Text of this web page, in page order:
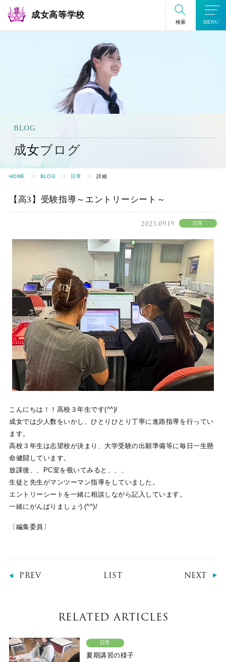
成女高等学校
検索 MENU
BLOG
成女ブログ
HOME BLOG 日常 詳細
【高3】受験指導～エントリーシート～
2023.09.19 日常
こんにちは！！高校３年生です(^^)/
成女では少人数をいかし、ひとりひとり丁寧に進路指導を行ってい
ます。
高校３年生は志望校が決まり、大学受験の出願準備等に毎日一生懸
命健闘しています。
放課後、、PC室を覗いてみると、、、
生徒と先生がマンツーマン指導をしていました。
エントリーシートを一緒に相談しながら記入しています。
一緒にがんばりましょう(^^)/
〔編集委員〕
PREV LIST NEXT
RELATED ARTICLES
日常
夏期講習の様子